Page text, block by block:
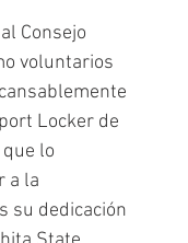
Consejo
voluntarios
Locker de
lo
a la
su dedicación